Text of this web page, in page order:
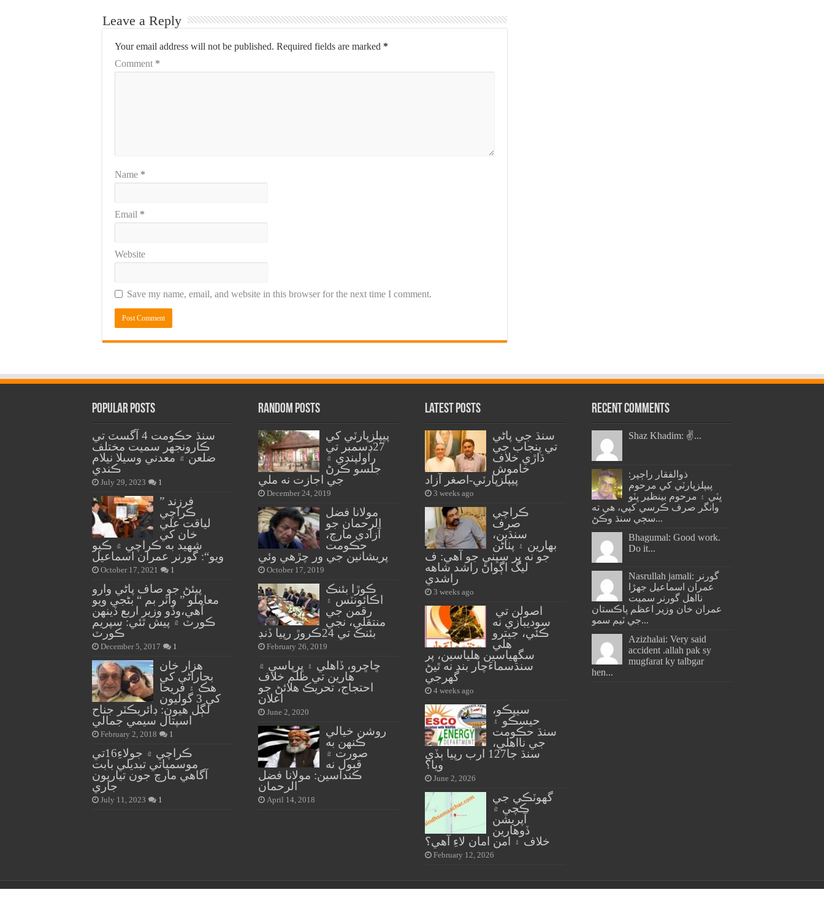
Leave a Reply
Your email address will not be published. Required fields are marked *
Comment *
Name *
Email *
Website
Save my name, email, and website in this browser for the next time I comment.
Popular Posts
سنڌ حڪومت 4 آگسٽ تي
ڪارونجهر سميت مختلف
ضلعن ۾ معدني وسيلا نيلام
ڪندي
July 29, 2023 1
” فرزند
ڪراچي
لياقت علي
خان کي
شهيد به ڪراچي ۾ ڪيو
ويو“: گورنر عمران اسماعيل
October 17, 2021 1
پيئڻ جو صاف پاڻي وارو
معاملو ” واٽر بم “ بڻجي ويو
آهي،وڏو وزير اربع ڏينهن
ڪورٽ ۾ پيش ٿئي: سپريم
ڪورٽ
December 5, 2017 1
هزار خان
بجاراڻي کي
هڪ ۽ فريحا
کي 3 گوليون
لڳل هيون: ڊائريڪٽر جناح
اسپتال سيمي جمالي
February 2, 2018 1
ڪراچي ۾ جولاءِ16تي
موسمياتي تبديلي بابت
آگاهي مارچ جون تياريون
جاري
July 11, 2023 1
Random Posts
پيپلزپارٽي کي
27ڊسمبر تي
راولپنڊي ۾
جلسو ڪرڻ
جي اجازت نه ملي
December 24, 2019
مولانا فضل
الرحمان جو
آزادي مارچ،
حڪومت
پريشانين جي ور چڙهي وئي
October 17, 2019
ڪوڙا بئنڪ
اڪائونٽس ۽
رقمن جي
منتقلي، نجي
بئنڪ تي 24ڪروڙ رپيا ڏنڊ
February 26, 2019
ڇاڇرو، ڏاهلي ۽ ڀرپاسي ۾
هارين تي ظلم خلاف
احتجاج، تحريڪ هلائڻ جو
اعلان
June 2, 2020
روشن خيالي
ڪنهن به
صورت ۾
قبول نه
ڪنداسين: مولانا فضل
الرحمان
April 14, 2018
Latest Posts
سنڌ جي پاڻي
تي پنجاب جي
ڌاڙي خلاف
خاموش
پيپلزپارٽي-اصغر آزاد
3 weeks ago
ڪراچي
صرف
سنڌين،
بهارين ۽ پٺاڻن
جو نه پر سڀني جو آهي: ف
ليگ اڳواڻ راشد شاهه
راشدي
3 weeks ago
سوديبازي نه
ڪئي، جيترو
هلي
سگهياسين هلياسين، پر
سنڌسماءَچار بند نه ٿيڻ
گهرجي
4 weeks ago
سيپڪو،
حيسڪو ۽
سنڌ حڪومت
جي نااهلي،
سنڌ جا127 ارب رپيا ٻڏي
ويا؟
June 2, 2026
گهوٽڪي جي
ڪچي ۾
آپريشن
ڏوهارين
خلاف ۽ امن امان لاءِ آهي؟
February 12, 2026
Recent Comments
Shaz Khadim: ✌️...
ذوالفقار راڄپر:
پيپلزپارٽي کي مرحوم
ڀٽي ۽ مرحوم بينظير ڀٽو
وانگر صرف ڪرسي کپي، هي ته
سڄي سنڌ وڪڻ...
Bhagumal: Good work.
Do it...
Nasrullah jamali: گورنر
عمران اسماعيل جھڙا
نااهل گورنر سميت
عمران خان وزير اعظم پاڪستان
جي ٽيم سمو...
Azizhalai: Very said
accident .allah pak sy
mugfarat ky talbgar
hen...